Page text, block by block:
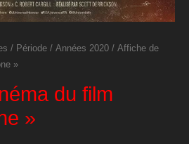
/ Période / Années 2020 / Affiche de
»
du film
»